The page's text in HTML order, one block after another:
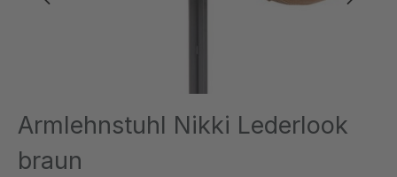
Armlehnstuhl Nikki Lederlook
braun